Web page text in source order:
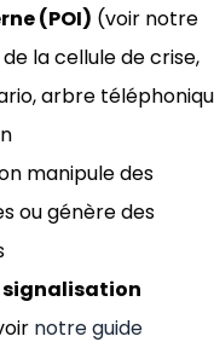
(POI) (voir notre
la cellule de crise,
arbre
manipule des
ou génère des
signalisation
notre guide